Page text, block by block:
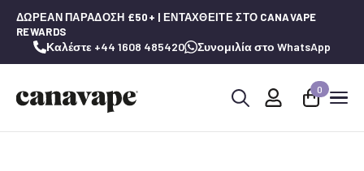
ΔΩΡΕΆΝ ΠΑΡΆΔΟΣΗ £50+ | ΕΝΤΑΧΘΕΊΤΕ ΣΤΟ CANAVAPE
REWARDS
Καλέστε +44 1608 485420 Συνομιλία στο WhatsApp
0